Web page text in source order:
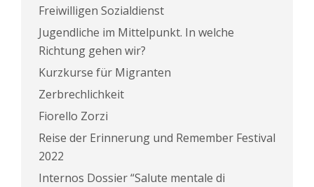
Freiwilligen Sozialdienst
Jugendliche im Mittelpunkt. In welche
Richtung gehen wir?
Kurzkurse für Migranten
Zerbrechlichkeit
Fiorello Zorzi
Reise der Erinnerung und Remember Festival
2022
Internos Dossier “Salute mentale di